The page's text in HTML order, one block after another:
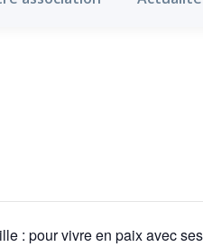
: pour vivre en paix avec